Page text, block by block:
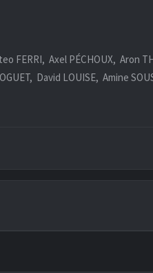
FERRI, Axel PÉCHOUX, Aron
David LOUISE, Amine